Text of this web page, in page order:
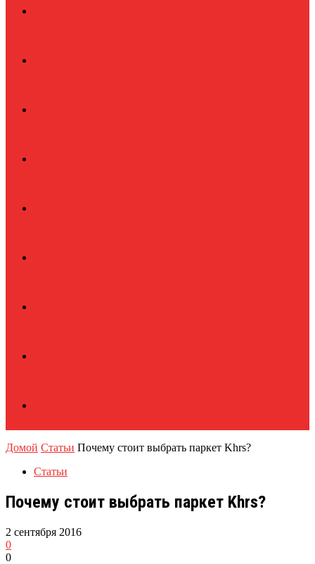
Домой Статьи Почему стоит выбрать паркет Khrs?
Статьи
Почему стоит выбрать паркет Khrs?
2 сентября 2016
0
0